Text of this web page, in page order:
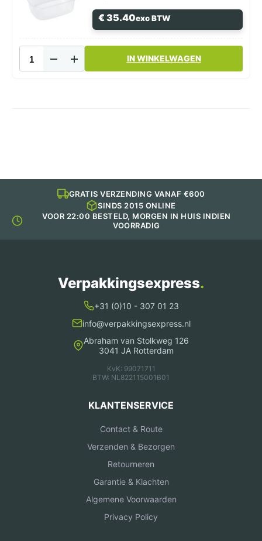
€35.40exc BTW
250cc
transparant
IN WINKELWAGEN
GRATIS VERZENDING VANAF €600
SINDS 2015 ONLINE
VOOR 22:00 BESTELD, MORGEN IN HUIS INDIEN
VOORRADIG
Verpakkingsexpress.
+31 (0)10 - 307 01 23
info@verpakkingsexpress.nl
Abraham van Stolkweg 126
3041 JA Rotterdam
KvK: 99071711
BTW: NL822115001B01
KLANTENSERVICE
Contact & Route
Verzenden & Bezorgen
Retourneren
Garantie & Klachten
Algemene Voorwaarden
Privacy Policy